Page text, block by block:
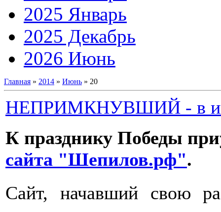
2025 Январь
2025 Декабрь
2026 Июнь
Главная » 2014 » Июнь » 20
НЕПРИМКНУВШИЙ - в
К празднику Победы
сайта "Шепилов.рф".
Сайт, начавший свою